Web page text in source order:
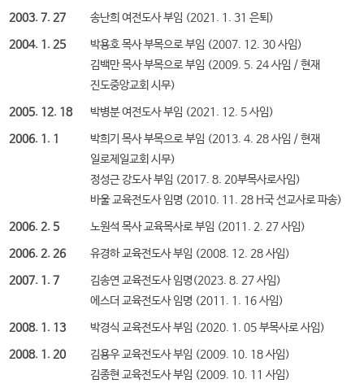
2003. 7. 27 송난희 여전도사 부임 (2021. 1. 31 은퇴)
2004. 1. 25
박용호 목사 부목으로 부임 (2007. 12. 30 사임)
김백만 목사 부목으로 부임 (2009. 5. 24 사임 / 현재
진도중앙교회 시무)
2005. 12. 18 박병분 여전도사 부임 (2021. 12. 5 사임)
2006. 1. 1
박희기 목사 부목으로 부임 (2013. 4. 28 사임 / 현재
일로제일교회 시무)
정성근 강도사 부임 (2017. 8. 20부목사로사임)
바울 교육전도사 임명 (2010. 11. 28 H국 선교사로 파송)
2006. 2. 5 노원석 목사 교육목사로 부임 (2011. 2. 27 사임)
2006. 2. 26 유경하 교육전도사 부임 (2008. 12. 28 사임)
2007. 1. 7
김송연 교육전도사 임명(2023. 8. 27 사임)
에스더 교육전도사 임명 (2011. 1. 16 사임)
2008. 1. 13 박경식 교육전도사 부임 (2020. 1. 05 부목사로 사임)
2008. 1. 20
김용우 교육전도사 부임 (2009. 10. 18 사임)
김종현 교육전도사 부임 (2009. 10. 11 사임)